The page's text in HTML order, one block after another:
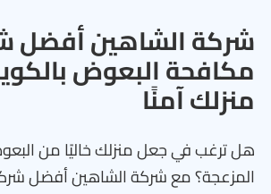
شركة الشاهين أفضل
مكافحة البعوض
منزلك آمنًا
هل ترغب في جعل منزلك خاليًا من
المزعجة؟ مع شركة الشاهين أفضل